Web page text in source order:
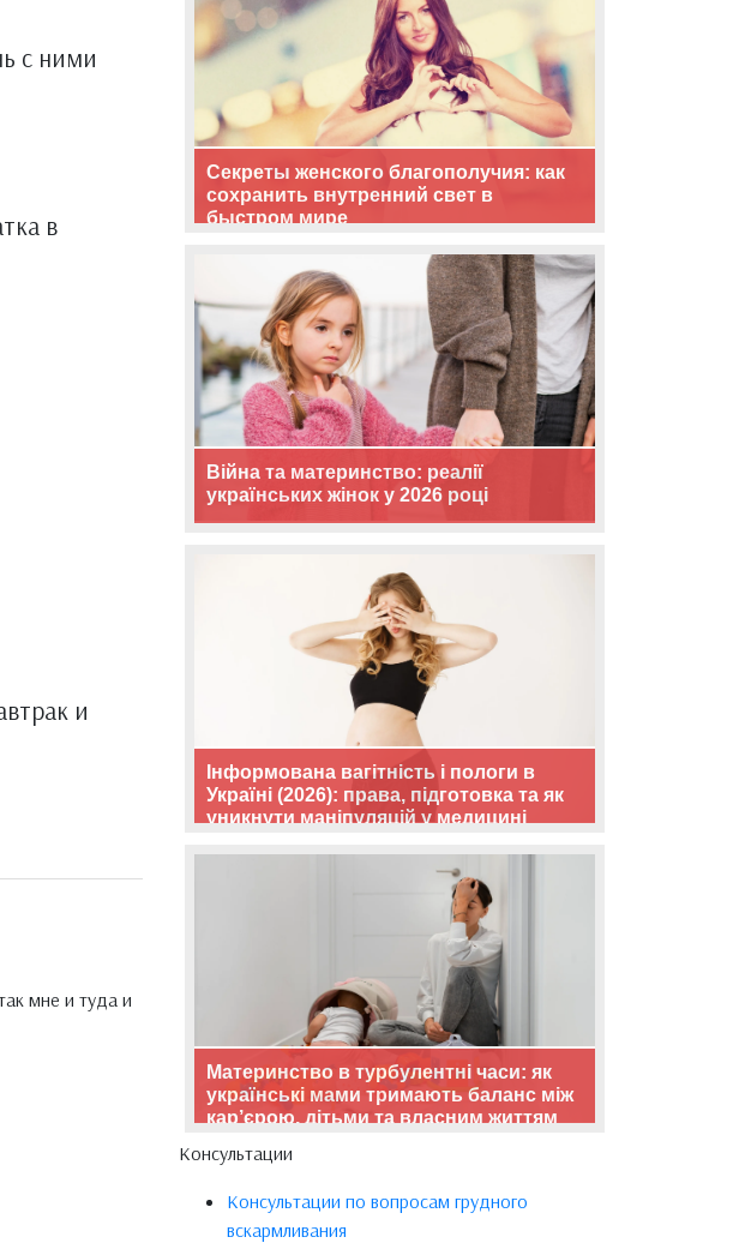
с ними
в
и
мне и туда и
Секреты женского благополучия: как
сохранить внутренний свет в
быстром мире
Війна та материнство: реалії
українських жінок у 2026 році
Інформована вагітність і пологи в
Україні (2026): права, підготовка та як
уникнути маніпуляцій у медицині
Материнство в турбулентні часи: як
українські мами тримають баланс між
кар’єрою, дітьми та власним життям
Консультации
Консультации по вопросам грудного
вскармливания